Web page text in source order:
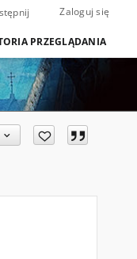
Zaloguj się
PRZEGLĄDANIA